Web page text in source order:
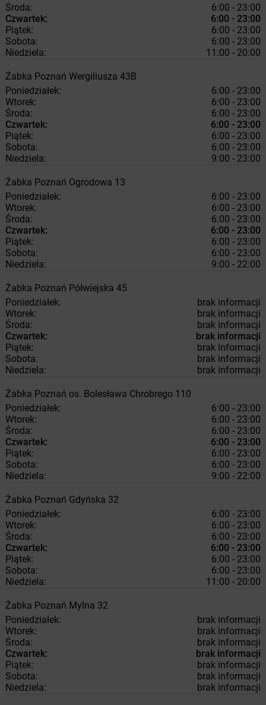
Środa:
6:00 - 23:00
Czwartek:
6:00 - 23:00
Piątek:
6:00 - 23:00
Sobota:
6:00 - 23:00
Niedziela:
11:00 - 20:00
Żabka Poznań Wergiliusza 43B
Poniedziałek:
6:00 - 23:00
Wtorek:
6:00 - 23:00
Środa:
6:00 - 23:00
Czwartek:
6:00 - 23:00
Piątek:
6:00 - 23:00
Sobota:
6:00 - 23:00
Niedziela:
9:00 - 23:00
Żabka Poznań Ogrodowa 13
Poniedziałek:
6:00 - 23:00
Wtorek:
6:00 - 23:00
Środa:
6:00 - 23:00
Czwartek:
6:00 - 23:00
Piątek:
6:00 - 23:00
Sobota:
6:00 - 23:00
Niedziela:
9:00 - 22:00
Żabka Poznań Półwiejska 45
Poniedziałek:
brak informacji
Wtorek:
brak informacji
Środa:
brak informacji
Czwartek:
brak informacji
Piątek:
brak informacji
Sobota:
brak informacji
Niedziela:
brak informacji
Żabka Poznań os. Bolesława Chrobrego 110
Poniedziałek:
6:00 - 23:00
Wtorek:
6:00 - 23:00
Środa:
6:00 - 23:00
Czwartek:
6:00 - 23:00
Piątek:
6:00 - 23:00
Sobota:
6:00 - 23:00
Niedziela:
9:00 - 22:00
Żabka Poznań Gdyńska 32
Poniedziałek:
6:00 - 23:00
Wtorek:
6:00 - 23:00
Środa:
6:00 - 23:00
Czwartek:
6:00 - 23:00
Piątek:
6:00 - 23:00
Sobota:
6:00 - 23:00
Niedziela:
11:00 - 20:00
Żabka Poznań Mylna 32
Poniedziałek:
brak informacji
Wtorek:
brak informacji
Środa:
brak informacji
Czwartek:
brak informacji
Piątek:
brak informacji
Sobota:
brak informacji
Niedziela:
brak informacji